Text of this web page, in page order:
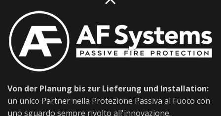
Von der Planung bis zur Lieferung und Installation:
un unico Partner nella Protezione Passiva al Fuoco con
uno sguardo sempre rivolto all'innovazione.